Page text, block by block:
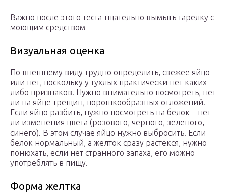
Важно после этого теста тщательно вымыть тарелку с
моющим средством
Визуальная оценка
По внешнему виду трудно определить, свежее яйцо
или нет, поскольку у тухлых практически нет каких-
либо признаков. Нужно внимательно посмотреть, нет
ли на яйце трещин, порошкообразных отложений.
Если яйцо разбить, нужно посмотреть на белок – нет
ли изменения цвета (розового, черного, зеленого,
синего). В этом случае яйцо нужно выбросить. Если
белок нормальный, а желток сразу растекся, нужно
понюхать, если нет странного запаха, его можно
употреблять в пищу.
Форма желтка